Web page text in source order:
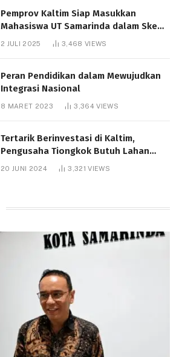
Pemprov Kaltim Siap Masukkan
Mahasiswa UT Samarinda dalam Skema
Bantuan Pendidikan Gratispol
2 JULI 2025 3,468 VIEWS
Peran Pendidikan dalam Mewujudkan
Integrasi Nasional
8 MARET 2023 3,364VIEWS
Tertarik Berinvestasi di Kaltim,
Pengusaha Tiongkok Butuh Lahan
1.000 Hektare
20 JUNI 2024 3,321VIEWS